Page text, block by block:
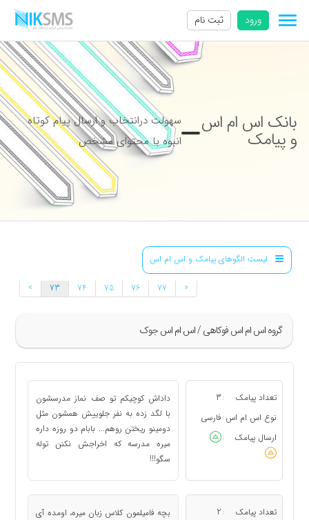
ورود ثبت نام
بانک اس ام اس
و پیامک
سهولت درانتخاب و ارسال پیام کوتاه
انبوه با محتوای مشخص
لیست الگوهای پیامک و اس ام اس
گروه اس ام اس فوکاهی / اس ام اس جوک
» 73 74 75 76 77 «
تعداد پیامک :
3
نوع اس ام اس : فارسی
ارسال پیامک
:
داداش کوچیکم تو صف نماز مدرسشون
با لگد زده به نفر جلوییش همشون مثل
دومینو ریختن روهم... بابام دو روزه داره
میره مدرسه که اخراجش نکنن توله
سگو!!!
تعداد پیامک :
2
بچه فامیلمون کلاس زبان میره، اومده آی